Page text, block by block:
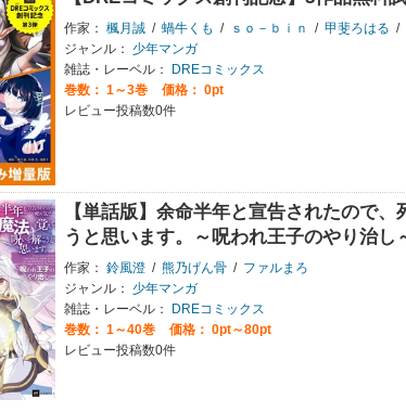
作家： 楓月誠 / 蝸牛くも / ｓｏ－ｂｉｎ / 甲斐ろはる /
ジャンル：
少年マンガ
雑誌・レーベル：
DREコミックス
巻数： 1～3巻
価格： 0pt
レビュー投稿数0件
【単話版】余命半年と宣告されたので
うと思います。～呪われ王子のやり治し
作家： 鈴風澄 / 熊乃げん骨 / ファルまろ
ジャンル：
少年マンガ
雑誌・レーベル：
DREコミックス
巻数： 1～40巻
価格： 0pt～80pt
レビュー投稿数0件